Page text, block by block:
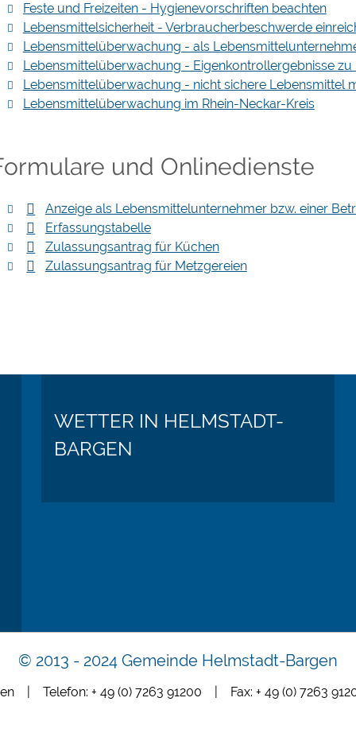
Feste und Freizeiten - Hygienevorschriften beachten
Lebensmittelsicherheit - Verbraucherbeschwerde
Lebensmittelüberwachung - als
Lebensmittelüberwachung - Eigenkontrollergebnisse zu
Lebensmittelüberwachung - nicht sichere Lebensmittel
Lebensmittelüberwachung im Rhein-Neckar-Kreis
und Onlinedienste
Anzeige als Lebensmittelunternehmer bzw. einer
Erfassungstabelle
Zulassungsantrag für Küchen
Zulassungsantrag für Metzgereien
WETTER IN HELMSTADT-
BARGEN
© 2013 - 2024 Gemeinde Helmstadt-Bargen
| Telefon: + 49 (0) 7263 91200 | Fax: + 49 (0) 7263